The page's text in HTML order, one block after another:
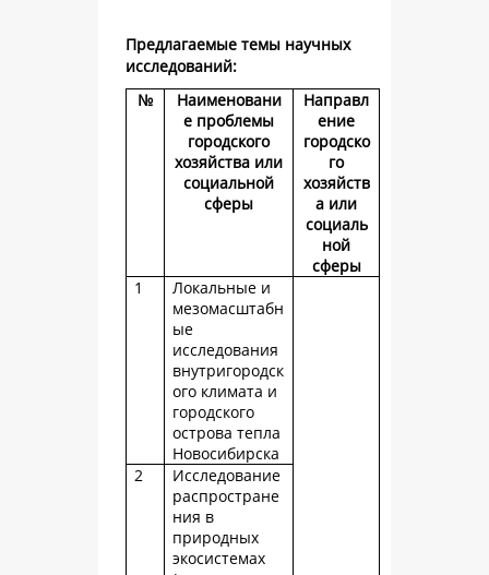
Предлагаемые темы научных
исследований:
№
Наименовани
е проблемы
городского
хозяйства или
социальной
сферы
Направл
ение
городско
го
хозяйств
а или
социаль
ной
сферы
1
Локальные и
мезомасштабн
ые
исследования
внутригородск
ого климата и
городского
острова тепла
Новосибирска
2
Исследование
распростране
ния в
природных
экосистемах